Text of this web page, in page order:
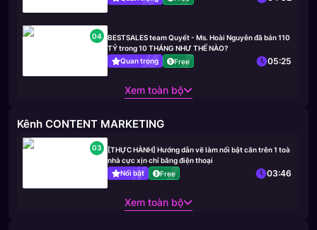
04
BESTSALES team Quyết - Ms. Hoài Nguyễn đã bán 110
TỶ trong 10 THÁNG NHƯ THẾ NÀO?
Quan trọng
Free 05:25
Xem toàn bộ
Kênh CONTENT MARKETING
03
[THỰC HÀNH] Hướng dẫn vẽ làm nổi bật căn trên 1 toà
nhà cực xịn chỉ bằng điện thoại
Nổi bật
Free 03:46
Xem toàn bộ